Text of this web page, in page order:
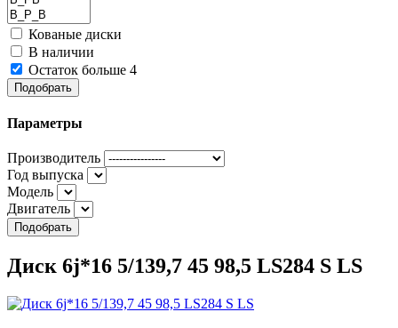
Кованые диски
В наличии
Остаток больше 4
Подобрать
Параметры
Производитель
Год выпуска
Модель
Двигатель
Подобрать
Диск 6j*16 5/139,7 45 98,5 LS284 S LS